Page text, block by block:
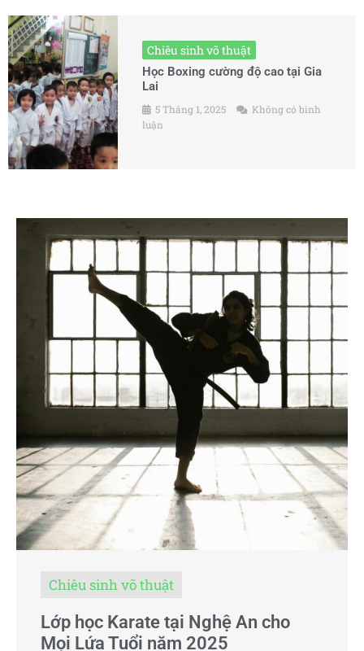
Chiêu sinh võ thuật
Học Boxing cường độ cao tại Gia
Lai
5 Tháng 1, 2025
Không có bình
luận
Chiêu sinh võ thuật
Lớp học Karate tại Nghệ An cho
Mọi Lứa Tuổi năm 2025